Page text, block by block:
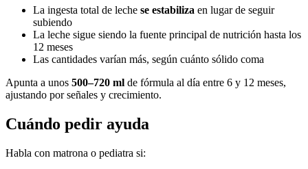
La ingesta total de leche se estabiliza en lugar de seguir
subiendo
La leche sigue siendo la fuente principal de nutrición hasta los
12 meses
Las cantidades varían más, según cuánto sólido coma
Apunta a unos 500–720 ml de fórmula al día entre 6 y 12 meses,
ajustando por señales y crecimiento.
Cuándo pedir ayuda
Habla con matrona o pediatra si: